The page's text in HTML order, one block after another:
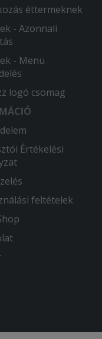
volt
van
éttermeknek
- Azonnali
- Menü
logó csomag
Értékelési
feltételek